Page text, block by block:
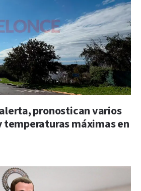
pronostican varios
temperaturas máximas en